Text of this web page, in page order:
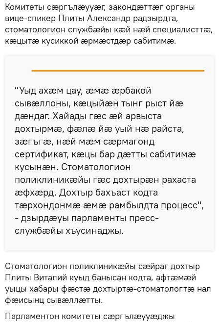
Комитеты сӕргълӕууӕг, закондӕттӕг органы
вице-спикер Плиты Александр радзырдта,
стоматологион службӕйы кӕй нӕй специалисттӕ,
кӕцытӕ кусиккой ӕрмӕстдӕр сабитимӕ.
"Уыд ахӕм цау, ӕмӕ ӕрбакой
сывӕллоны, кӕцыйӕн тынг рыст йӕ
дӕндаг. Хайады гӕс ӕй арвыста
дохтырмӕ, фӕлӕ йӕ уый нӕ райста,
зӕгъгӕ, нӕй мӕм сӕрмагонд
сертификат, кӕцы бар дӕтты сабитимӕ
кусынӕн. Стоматологион
поликлиникӕйы гӕс дохтырӕн рахаста
ӕфхӕрд. Дохтыр бахъаст кодта
тӕрхондонмӕ ӕмӕ рамбылдта процесс",
- дзырдӕуы парламенты пресс-
службӕйы хъусинаджы.
Стоматологион поликлиникӕйы сӕйраг дохтыр
Плиты Виталий куыд банысан кодта, афтӕмӕй
уыцы хабары фӕстӕ дохтыртӕ-стоматологтӕ нал
фӕисынц сывӕллӕтты.
Парламентон комитеты сӕргълӕууӕджы